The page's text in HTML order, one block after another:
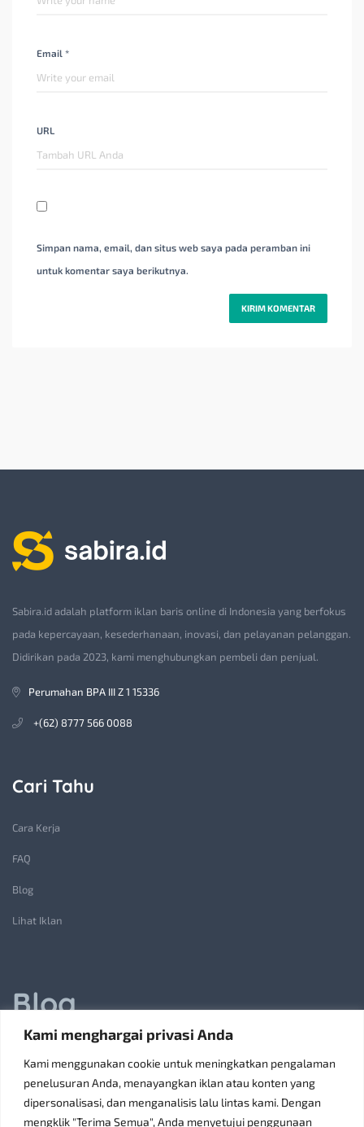
Kami menghargai privasi Anda
Kami menggunakan cookie untuk meningkatkan pengalaman
penelusuran Anda, menayangkan iklan atau konten yang
dipersonalisasi, dan menganalisis lalu lintas kami. Dengan
mengklik "Terima Semua", Anda menyetujui penggunaan
Email *
URL
Simpan nama, email, dan situs web saya pada peramban ini
untuk komentar saya berikutnya.
Sabira.id adalah platform iklan baris online di Indonesia yang berfokus
pada kepercayaan, kesederhanaan, inovasi, dan pelayanan pelanggan.
Didirikan pada 2023, kami menghubungkan pembeli dan penjual.
Perumahan BPA III Z 1 15336
+(62) 8777 566 0088
Cari Tahu
Cara Kerja
FAQ
Blog
Lihat Iklan
Blog
Jasa Pembuatan Lift Barang: Solusi Transportasi Vertikal
Receiving Parcels and Mail at a Rented Room in Singapore
6 Tips Pilih Oven Listrik Terbaik Sesuai Kebutuhan